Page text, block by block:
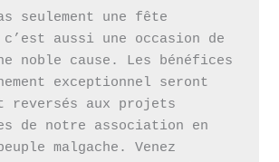
seulement une fête
c’est aussi une occasion de
noble cause. Les bénéfices
exceptionnel seront
reversés aux projets
de notre association en
malgache. Venez